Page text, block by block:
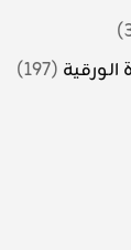
الورقية (197)